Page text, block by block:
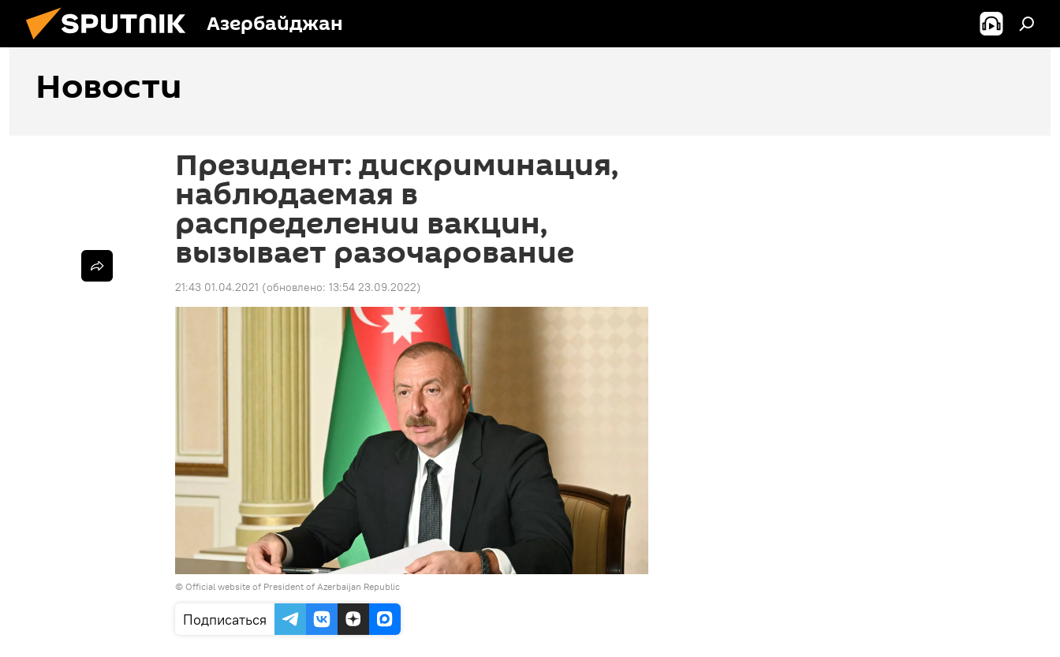
Азербайджан
Новости
Президент: дискриминация,
наблюдаемая в
распределении вакцин,
вызывает разочарование
21:43 01.04.2021 (обновлено: 13:54 23.09.2022)
© Official website of President of Azerbaijan Republic
Подписаться